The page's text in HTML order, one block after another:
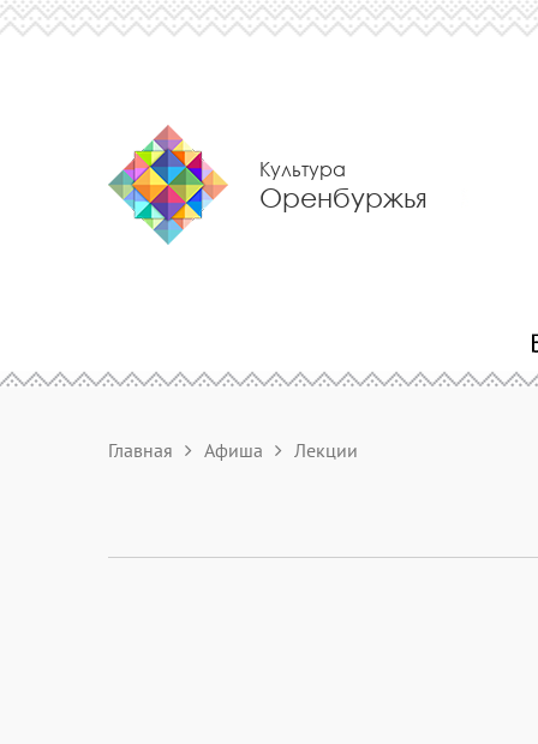
Культура
Оренбуржья
Главная Афиша Лекции